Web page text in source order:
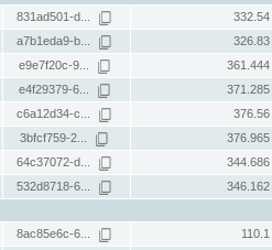
831ad501-d... 332.54
a7b1eda9-b... 326.83
e9e7f20c-9... 361.444
e4f29379-6... 371.285
c6a12d34-c... 376.56
3bfcf759-2... 376.965
64c37072-d... 344.686
532d8718-6... 346.162
8ac85e6c-6... 110.1